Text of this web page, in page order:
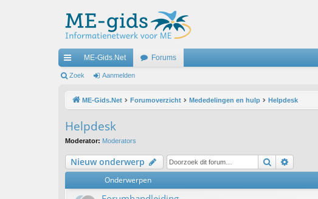
ne
ks
ME-Gids.Net Forums
Zoek Aanmelden
ME-Gids.Net Forumoverzicht Mededelingen en hulp Helpdesk
Helpdesk
Moderator: Moderators
Nieuw onderwerp Zoek
Onderwerpen